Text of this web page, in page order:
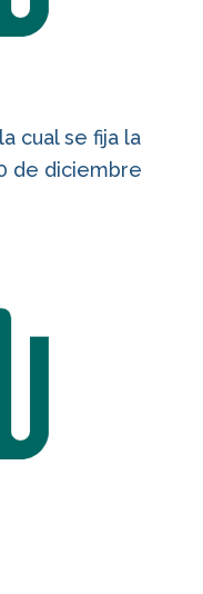
cual se fija la
de diciembre